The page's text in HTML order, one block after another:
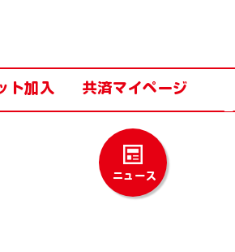
ト加入 共済マイページ
ニュース